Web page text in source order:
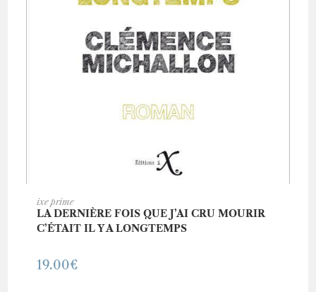
ixe prime
LA DERNIÈRE FOIS QUE J’AI CRU MOURIR
C’ÉTAIT IL Y A LONGTEMPS
19.00€